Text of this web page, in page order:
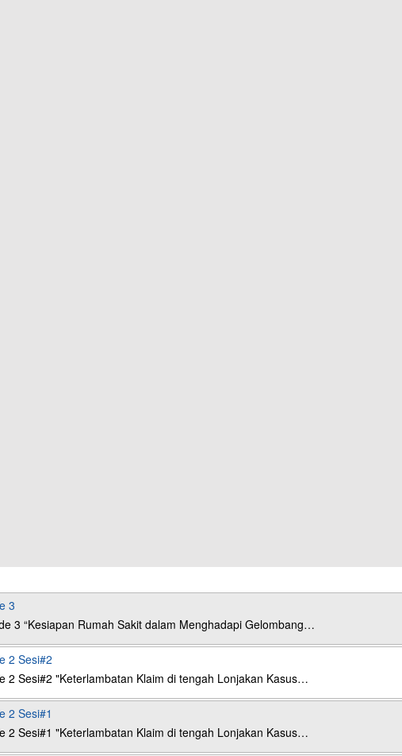
3
3 “Kesiapan Rumah Sakit dalam Menghadapi Gelombang…
2 Sesi#2
2 Sesi#2 "Keterlambatan Klaim di tengah Lonjakan Kasus…
2 Sesi#1
2 Sesi#1 "Keterlambatan Klaim di tengah Lonjakan Kasus…